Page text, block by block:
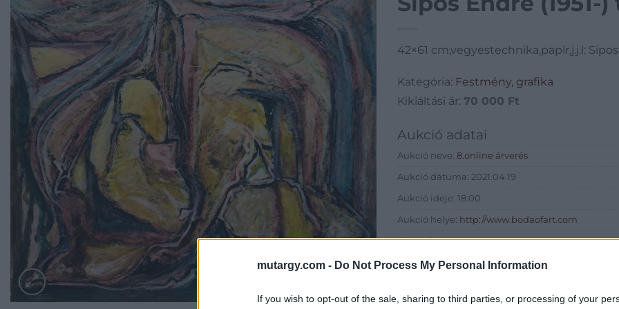
mutargy.com - Do Not Process My Personal Information
If you wish to opt-out of the sale, sharing to third parties, or processing of your
42×61 cm,vegyestechnika,papír,j.j.l: Sipos
Kategória: Festmény, grafika
Kikiáltási ár: 70 000 Ft
Aukció adatai
Aukció neve: 8.online árverés
Aukció dátuma: 2021.04.19
Aukció ideje: 18:00
Aukció helye: http://www.bodaofart.com
Tételszám: 43
Eladó: